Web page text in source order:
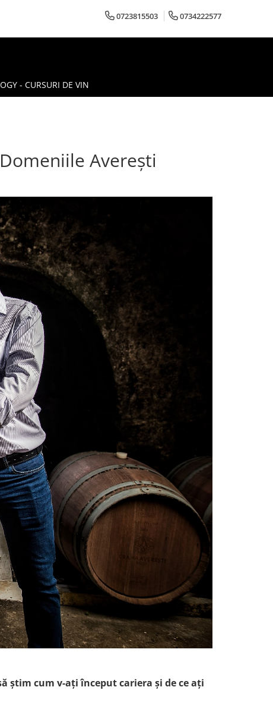
0723815503 0734222577
- CURSURI DE VIN
Averești
știm cum v-ați început cariera și de ce ați